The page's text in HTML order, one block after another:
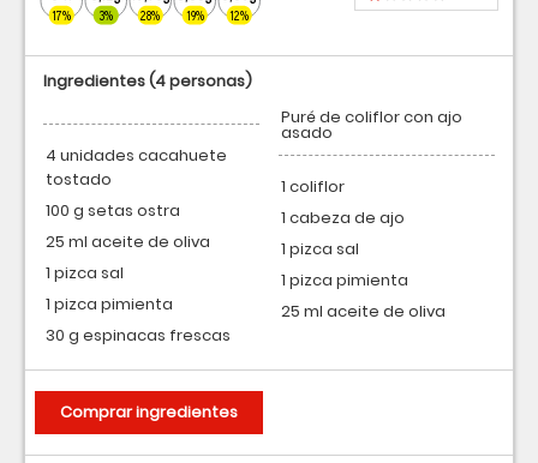
17% 3% 28% 19% 12%
Ingredientes(4 personas)
4 unidades cacahuete
tostado
100 g setas ostra
25 ml aceite de oliva
1 pizca sal
1 pizca pimienta
30 g espinacas frescas
Puré de coliflor con ajo
asado
1 coliflor
1 cabeza de ajo
1 pizca sal
1 pizca pimienta
25 ml aceite de oliva
Comprar ingredientes